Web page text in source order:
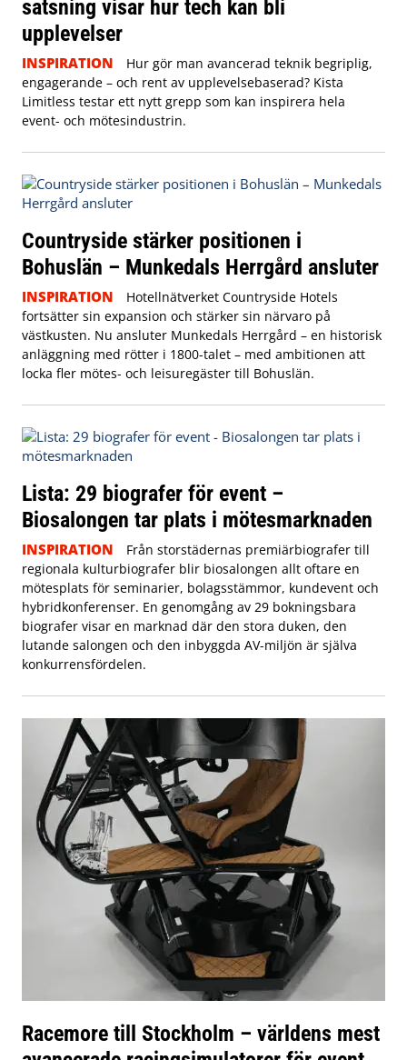
satsning visar hur tech kan bli
upplevelser
INSPIRATION
Hur gör man avancerad teknik begriplig,
engagerande – och rent av upplevelsebaserad? Kista
Limitless testar ett nytt grepp som kan inspirera hela
event- och mötesindustrin.
Countryside stärker positionen i
Bohuslän – Munkedals Herrgård ansluter
INSPIRATION
Hotellnätverket Countryside Hotels
fortsätter sin expansion och stärker sin närvaro på
västkusten. Nu ansluter Munkedals Herrgård – en historisk
anläggning med rötter i 1800-talet – med ambitionen att
locka fler mötes- och leisuregäster till Bohuslän.
Lista: 29 biografer för event –
Biosalongen tar plats i mötesmarknaden
INSPIRATION
Från storstädernas premiärbiografer till
regionala kulturbiografer blir biosalongen allt oftare en
mötesplats för seminarier, bolagsstämmor, kundevent och
hybridkonferenser. En genomgång av 29 bokningsbara
biografer visar en marknad där den stora duken, den
lutande salongen och den inbyggda AV-miljön är själva
konkurrensfördelen.
Racemore till Stockholm – världens mest